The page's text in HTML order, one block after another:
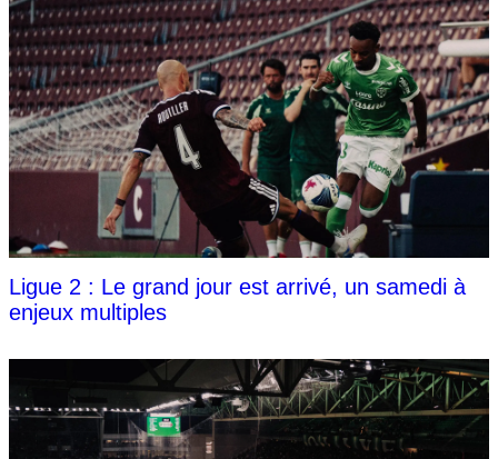
Ligue 2 : Le grand jour est arrivé, un samedi à
enjeux multiples